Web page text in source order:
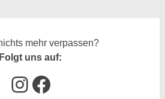
mehr verpassen?
Folgt uns auf:
Instagram
Facebook